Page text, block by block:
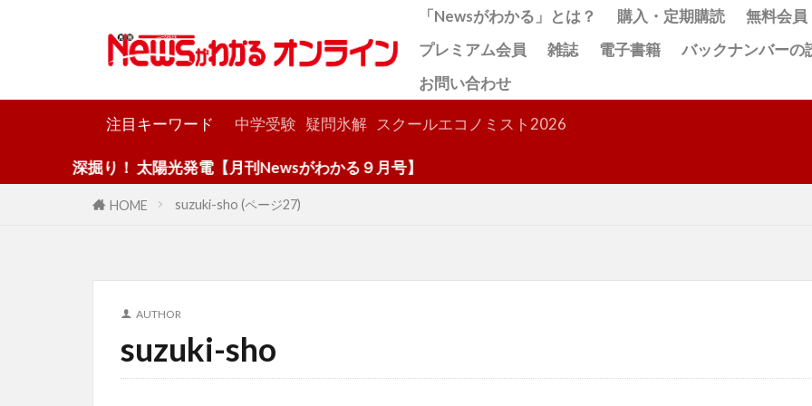
「Newsがわかる」とは？ 購入・定期購読
無料会員
プレミアム会員
雑誌 電子書籍
バックナンバーの
お問い合わせ
注目キーワード 中学受験 疑問氷解 スクールエコノミスト2026
深掘り！ 太陽光発電【月刊Newsがわかる９月号】
HOME suzuki-sho (ページ27)
AUTHOR
suzuki-sho
検索